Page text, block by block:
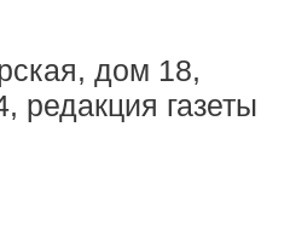
дом 18,
редакция газеты